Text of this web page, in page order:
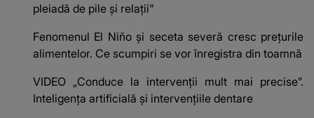
pleiadă de pile şi relaţii"
Fenomenul El Niño și seceta severă cresc prețurile
alimentelor. Ce scumpiri se vor înregistra din toamnă
VIDEO „Conduce la intervenții mult mai precise”.
Inteligența artificială și intervențiile dentare